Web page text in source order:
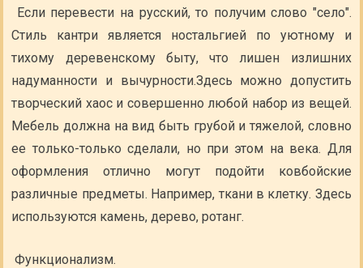
Если перевести на русский, то получим слово "село".
Стиль кантри является ностальгией по уютному и
тихому деревенскому быту, что лишен излишних
надуманности и вычурности.Здесь можно допустить
творческий хаос и совершенно любой набор из вещей.
Мебель должна на вид быть грубой и тяжелой, словно
ее только-только сделали, но при этом на века. Для
оформления отлично могут подойти ковбойские
различные предметы. Например, ткани в клетку. Здесь
используются камень, дерево, ротанг.
Функционализм.